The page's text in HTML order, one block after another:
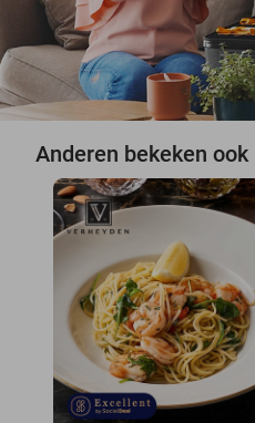
Anderen bekeken ook